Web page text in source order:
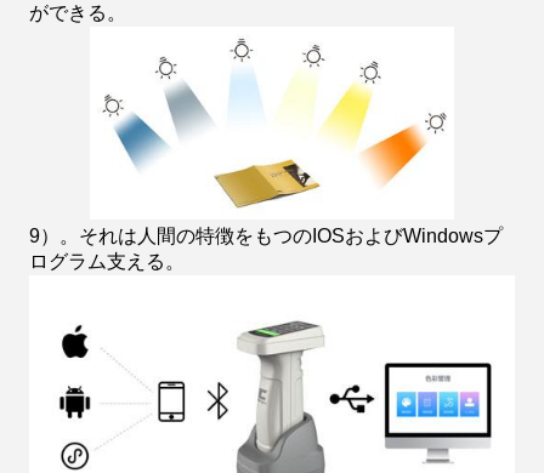
ができる。
9）。それは人間の特徴をもつのIOSおよびWindowsプ
ログラム支える。